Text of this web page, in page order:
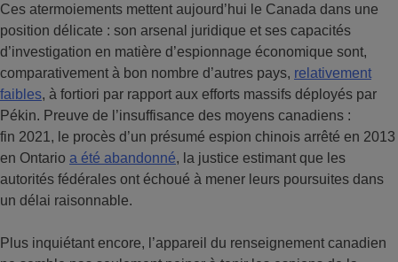
Ces atermoiements mettent aujourd’hui le Canada dans une
position délicate : son arsenal juridique et ses capacités
d’investigation en matière d’espionnage économique sont,
comparativement à bon nombre d’autres pays, relativement
faibles, à fortiori par rapport aux efforts massifs déployés par
Pékin. Preuve de l’insuffisance des moyens canadiens :
fin 2021, le procès d’un présumé espion chinois arrêté en 2013
en Ontario a été abandonné, la justice estimant que les
autorités fédérales ont échoué à mener leurs poursuites dans
un délai raisonnable.
Plus inquiétant encore, l’appareil du renseignement canadien